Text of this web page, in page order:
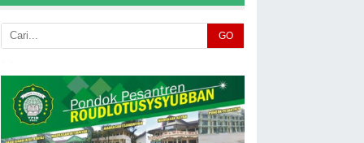
GO